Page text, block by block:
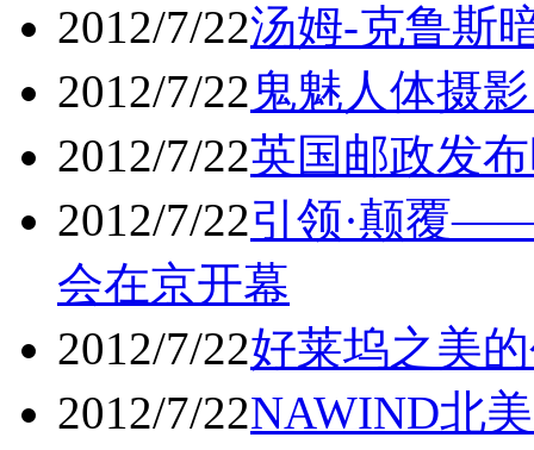
2012/7/22汤姆-克鲁斯
2012/7/22鬼魅人体摄
2012/7/22英国邮政发
2012/7/22引领·颠覆
会在京开幕
2012/7/22好莱坞之美
2012/7/22NAWIND北